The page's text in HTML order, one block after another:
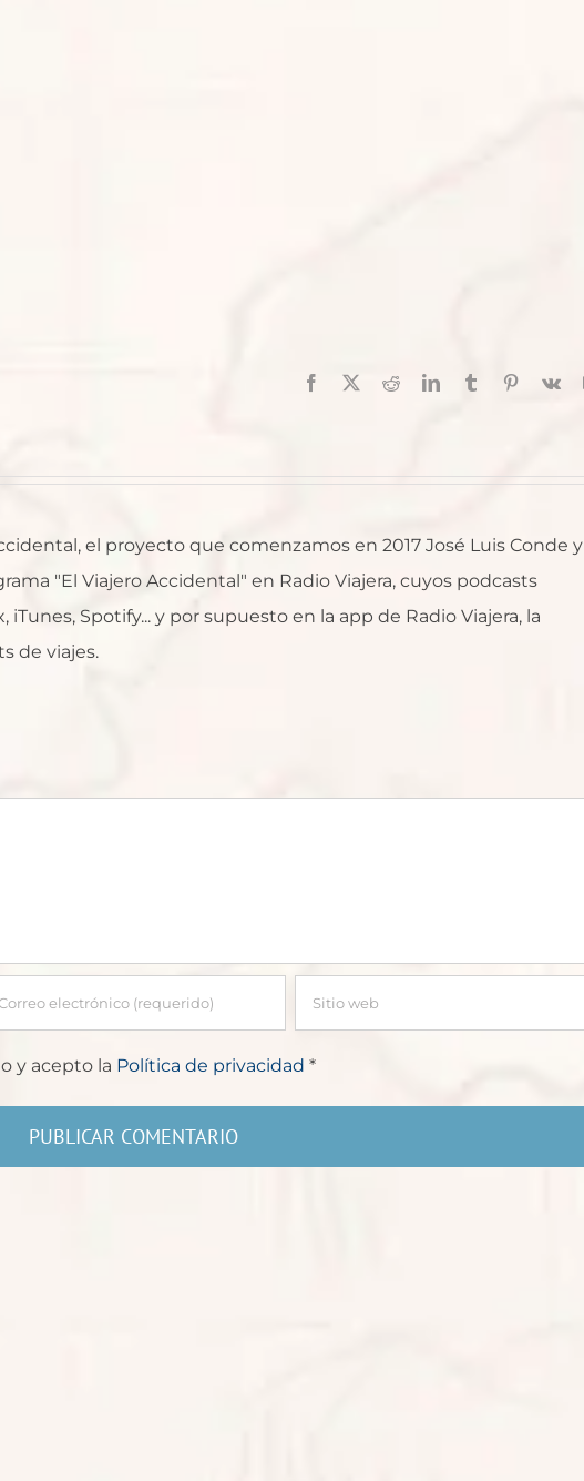
Facebook RedditLinkedInTumblr Pinterest
Vk
el proyecto que comenzamos en 2017 José Luis Conde y
"El Viajero Accidental" en Radio Viajera, cuyos podcasts
Spotify... y por supuesto en la app de Radio Viajera, la
de viajes.
y acepto la Política de privacidad*